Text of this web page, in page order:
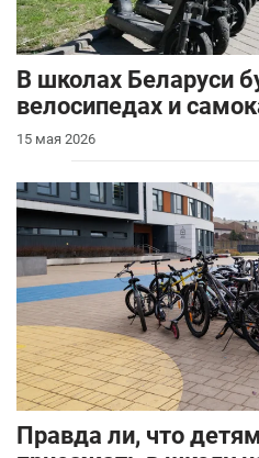
В школах Беларуси
велосипедах и
15 мая 2026
Правда ли, что